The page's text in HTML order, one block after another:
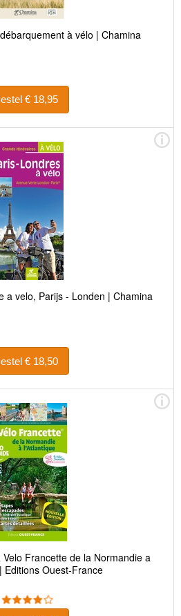
à vélo | Chamina
Bestel € 18,95
a velo, Parijs - Londen | Chamina
Bestel € 18,50
Francette de la Normandie a
Editions Ouest-France